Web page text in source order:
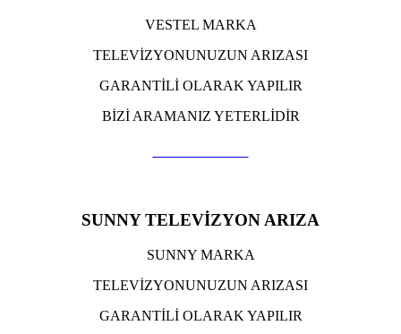
VESTEL MARKA
TELEVİZYONUNUZUN ARIZASI
GARANTİLİ OLARAK YAPILIR
BİZİ ARAMANIZ YETERLİDİR
SUNNY TELEVİZYON ARIZA
SUNNY MARKA
TELEVİZYONUNUZUN ARIZASI
GARANTİLİ OLARAK YAPILIR